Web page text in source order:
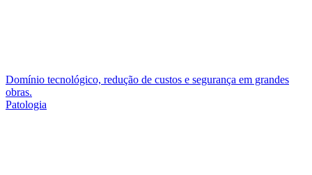
Domínio tecnológico, redução de custos e segurança em grandes
obras.
Patologia